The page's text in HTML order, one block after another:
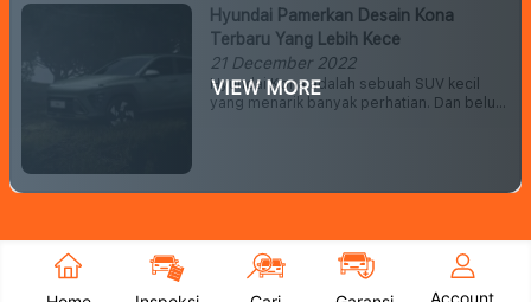
Hyundai Pamerkan Desain Kona
Terbaru Yang Lebih Kece
21 December 2022
Hyundai Kona adalah sebuah SUV kecil
yang menarik banyak perhatian. Dan belum
VIEW MORE
Account